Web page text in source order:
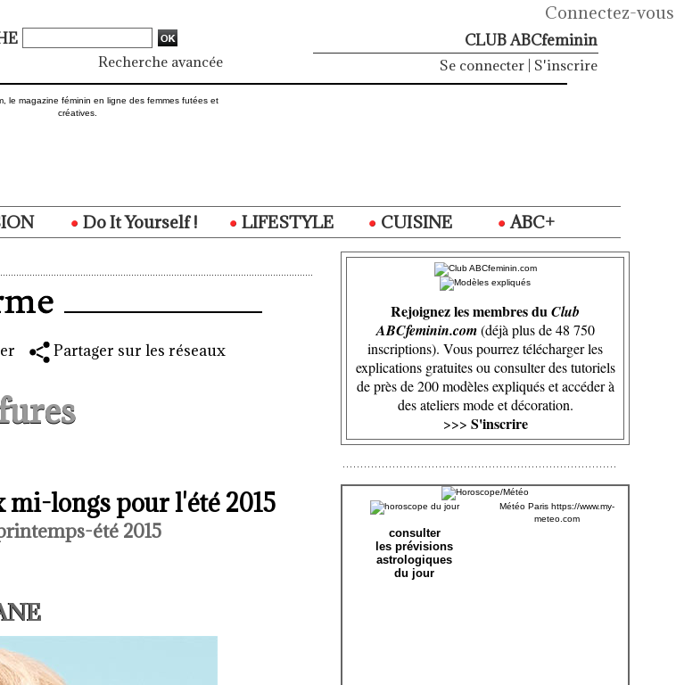
Connectez-vous
Recherche avancée
CLUB ABCfeminin
Se connecter S'inscrire
Do It Yourself ! LIFESTYLE CUISINE
ABC+
Partager sur les réseaux
mi-longs pour l'été 2015
été 2015
Rejoignez les membres duClub
ABCfeminin.com(déjà plus de 48 750
inscriptions). Vous pourrez télécharger les
explications gratuites ou consulter des tutoriels
de près de 200 modèles expliqués et accéder à
des ateliers mode et décoration.
>>> S'inscrire
consulter
les prévisions
astrologiques
du jour
Météo Paris https://www.my-
meteo.com